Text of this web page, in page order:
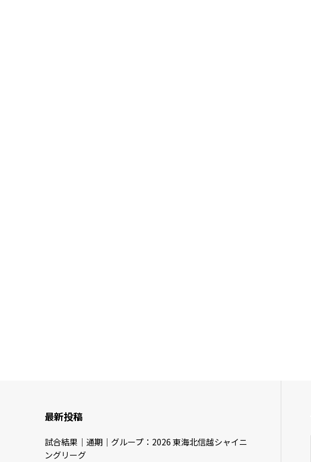
最新投稿
試合結果｜通期｜グループ：2026 東海北信越シャイニ
ングリーグ